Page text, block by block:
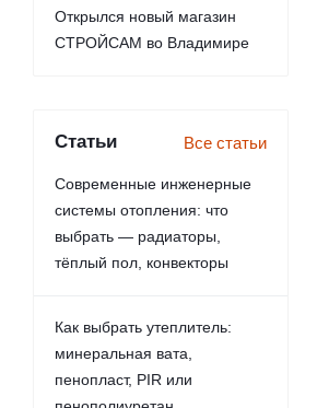
Открылся новый магазин
СТРОЙСАМ во Владимире
Статьи Все статьи
Современные инженерные
системы отопления: что
выбрать — радиаторы,
тёплый пол, конвекторы
Как выбрать утеплитель:
минеральная вата,
пенопласт, PIR или